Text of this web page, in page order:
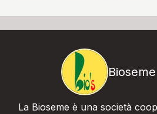
La Bioseme è una società